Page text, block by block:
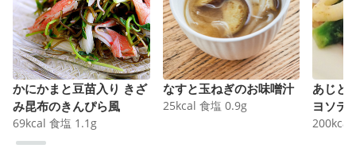
かにかまと豆苗入り きざ
み昆布のきんぴら風
69kcal 食塩 1.1 g
なすと玉ねぎのお味噌汁
25kcal 食塩 0.9g
あじと
ヨソテ
200kcal